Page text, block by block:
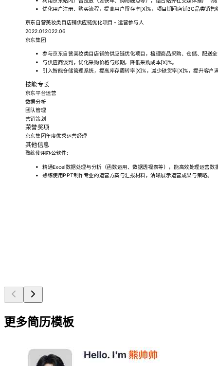
优化用户注册、购买流程，提高用户留存率[X]%，项目期间店铺3C品类销售
京东自营美妆类目店铺供应链优化项目 - 运营参与人
2022.012022.06
京东集团
参与京东自营美妆类目店铺的供应链优化项目，梳理商品采购、仓储、配送
与供应商谈判，优化采购价格与账期，降低采购成本[X]%。
引入智能仓储管理系统，提高库存周转率[X]%，减少缺货率[X]%，提升客户
技能专长
京东平台运营
数据分析
团队管理
营销策划
荣誉奖项
京东集团年度优秀运营经理
其他信息
熟练使用办公软件:
精通Excel数据处理与分析（函数运用、数据透视表等），能高效处理运营数
熟练使用PPT制作专业的运营方案与汇报材料，清晰展示运营成果与策略。
更多简历模板